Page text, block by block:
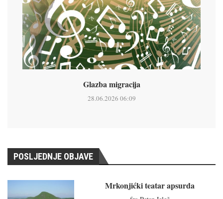
Glazba migracija
28.06.2026 06:09
POSLJEDNJE OBJAVE
Mrkonjićki teatar apsurda